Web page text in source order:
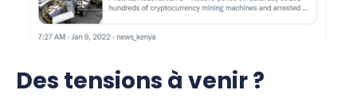
Des tensions à venir ?